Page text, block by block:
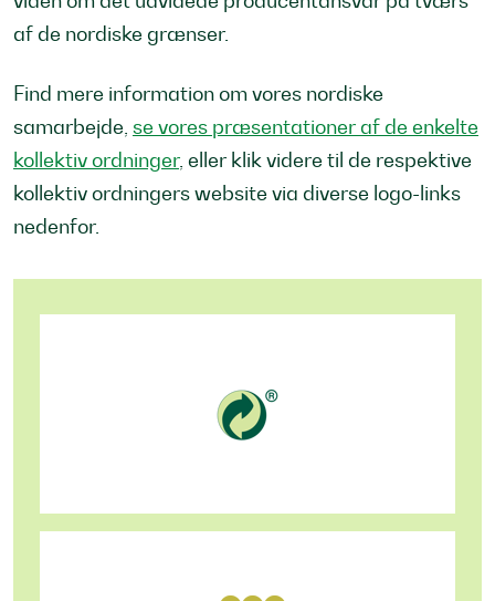
af de nordiske grænser.
Find mere information om vores nordiske
samarbejde, se vores præsentationer af de enkelte
kollektiv ordninger, eller klik videre til de respektive
kollektiv ordningers website via diverse logo-links
nedenfor.